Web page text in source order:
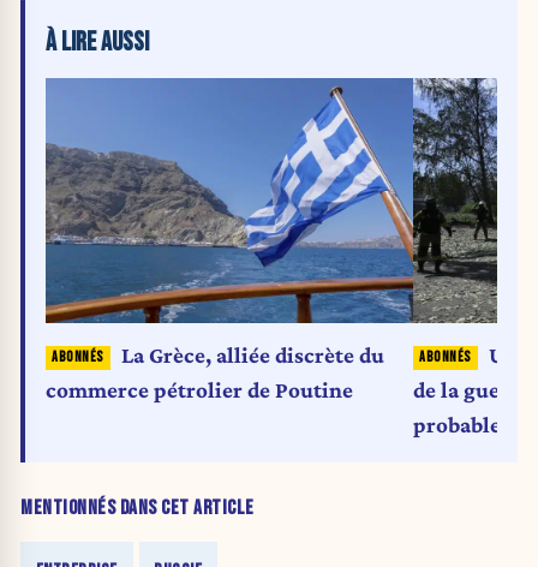
MENTIONNÉS DANS CET ARTICLE
À LIRE AUSSI
La Grèce, alliée discrète du
commerce pétrolier de Poutine
de la
probable,